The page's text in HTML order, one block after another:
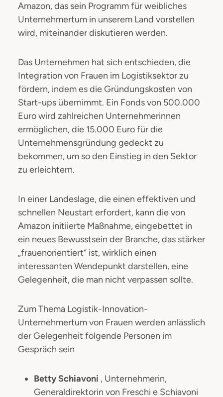
Amazon, das sein Programm für weibliches
Unternehmertum in unserem Land vorstellen
wird, miteinander diskutieren werden.
Das Unternehmen hat sich entschieden, die
Integration von Frauen im Logistiksektor zu
fördern, indem es die Gründungskosten von
Start-ups übernimmt. Ein Fonds von 500.000
Euro wird zahlreichen Unternehmerinnen
ermöglichen, die 15.000 Euro für die
Unternehmensgründung gedeckt zu
bekommen, um so den Einstieg in den Sektor
zu erleichtern.
In einer Landeslage, die einen effektiven und
schnellen Neustart erfordert, kann die von
Amazon initiierte Maßnahme, eingebettet in
ein neues Bewusstsein der Branche, das stärker
„frauenorientiert“ ist, wirklich einen
interessanten Wendepunkt darstellen, eine
Gelegenheit, die man nicht verpassen sollte.
Zum Thema Logistik-Innovation-
Unternehmertum von Frauen werden anlässlich
der Gelegenheit folgende Personen im
Gespräch sein
Betty Schiavoni , Unternehmerin,
Generaldirektorin von Freschi e Schiavoni